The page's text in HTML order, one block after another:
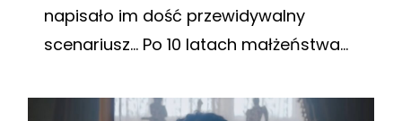
napisało im dość przewidywalny
scenariusz… Po 10 latach małżeństwa...